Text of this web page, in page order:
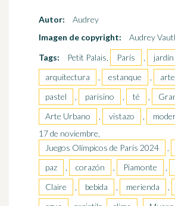
Autor:
Audrey
Imagen de copyright:
Audrey
Tags:
Petit Palais, París , jardín
arquitectura
, estanque ,
pastel
, parisino , té ,
Arte Urbano
, vistazo ,
17 de noviembre,
Juegos Olímpicos de París 2024
,
paz
, corazón , Piamonte ,
Claire
, bebida , merienda ,